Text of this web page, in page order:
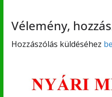
Vélemény,
Hozzászólás küldéséhez